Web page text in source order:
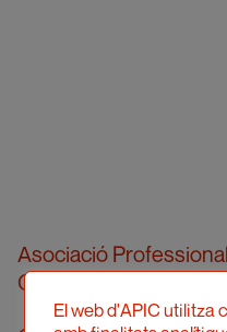
Asociació
Catalunya
El web d'APIC utilitza